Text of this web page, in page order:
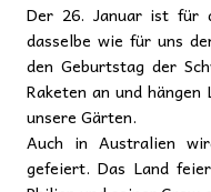
Der 26. Januar ist für
dasselbe wie für uns
den Geburtstag der
Raketen an und
unsere Gärten.
Auch in Australien
gefeiert. Das Land